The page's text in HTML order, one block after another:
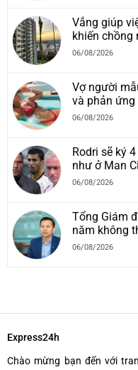
Vắng giúp
khiến chồng
06/08/2026
Vợ người
và phản ứng
06/08/2026
Rodri sẽ ký
như ở Man
06/08/2026
Tổng Giám
năm không
06/08/2026
Express24h
Chào mừng bạn đến với